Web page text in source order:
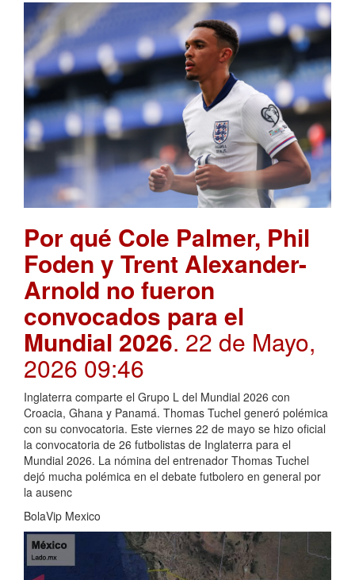
Por qué Cole Palmer, Phil
Foden y Trent Alexander-
Arnold no fueron
convocados para el
Mundial 2026. 22 de Mayo,
2026 09:46
Inglaterra comparte el Grupo L del Mundial 2026 con
Croacia, Ghana y Panamá. Thomas Tuchel generó polémica
con su convocatoria. Este viernes 22 de mayo se hizo oficial
la convocatoria de 26 futbolistas de Inglaterra para el
Mundial 2026. La nómina del entrenador Thomas Tuchel
dejó mucha polémica en el debate futbolero en general por
la ausenc
BolaVip Mexico